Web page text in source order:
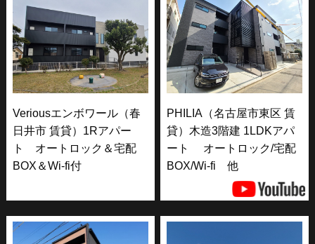
Veriousエンボワール（春
日井市 賃貸）1Rアパー
ト オートロック＆宅配
BOX＆Wi-fi付
PHILIA（名古屋市東区 賃
貸）木造3階建 1LDKアパ
ート オートロック/宅配
BOX/Wi-fi 他